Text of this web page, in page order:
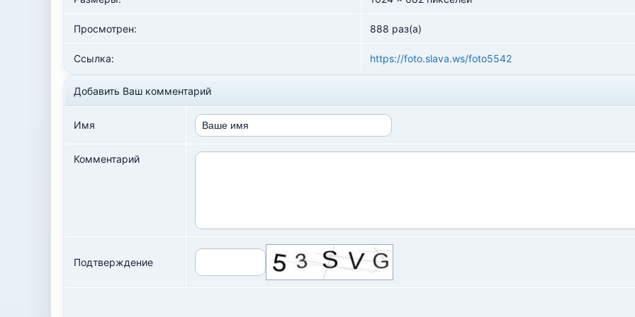
Просмотрен: 888 раз(а)
Ссылка: https://foto.slava.ws/foto5542
Добавить Ваш комментарий
Имя
Комментарий
Подтверждение